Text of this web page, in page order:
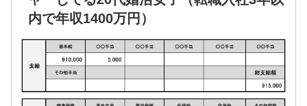
内で年収1400万円）